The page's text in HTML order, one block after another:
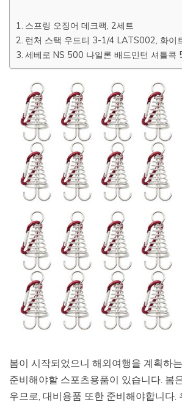
스프링 오징어 데크팩, 2세트
런처 스택 우드티 3-1/4 LATS002, 화이
세베로 NS 500 나일론 배드민턴 셔틀콕
봄이 시작되었으니 해외여행을 계획하
준비해야할 스포츠용품이 있습니다. 봄
우므로, 대비용품 또한 준비해야합니다.